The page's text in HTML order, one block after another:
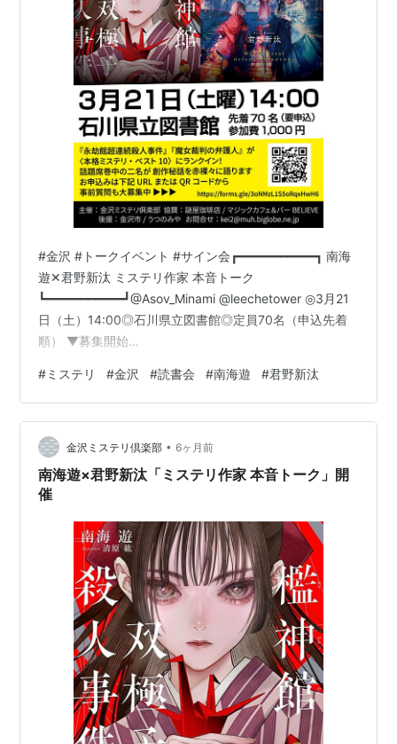
#金沢 #トークイベント #サイン会┏━━━━━━━━━━━┓ 南海
遊✕君野新汰 ミステリ作家 本音トーク
┗━━━━━━━━━━━┛@Asov_Minami @leechetower ◎3月21
日（土）14:00◎石川県立図書館◎定員70名（申込先着
順） ▼募集開始
先：kei2@muh.biglobe.ne.jp
#ミステリ #金沢 #読書会 #南海遊 #君野新汰
金沢ミステリ倶楽部 • 6ヶ月前
南海遊×君野新汰「ミステリ作家 本音トーク」開
催